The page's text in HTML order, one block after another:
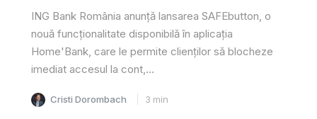
ING Bank România anunță lansarea SAFEbutton, o
nouă funcționalitate disponibilă în aplicația
Home'Bank, care le permite clienților să blocheze
imediat accesul la cont,...
Cristi Dorombach 3 min